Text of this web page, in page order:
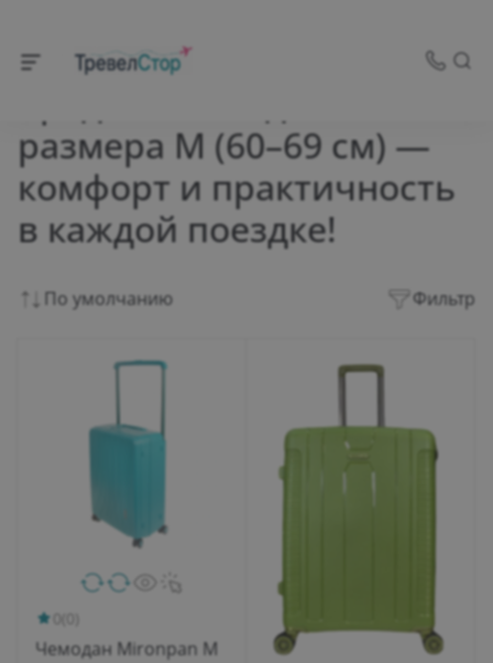
Каталог товаров
размера M (60–69 см) —
комфорт и практичность
в каждой поездке!
По умолчанию Фильтр
0(0)
Чемодан Mironpan M